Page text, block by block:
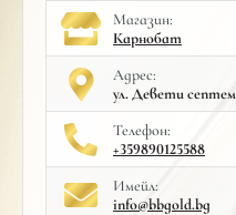
Mагазин:
Карнобат
Адрес:
ул. Девети
Телефон:
+359890125588
Имейл:
info@bbgold.bg